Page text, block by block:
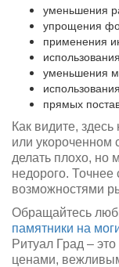
уменьшения
упрощения
применения
уменьшения
прямых
Как видите,
или укороченном
делать плохо, но
недорого. Точнее
возможностями
Обращайтесь
памятники на
Ритуал Град –
ценами,